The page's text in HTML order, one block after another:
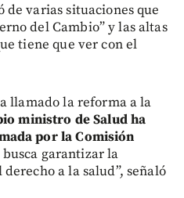
de varias situaciones que
del Cambio” y las altas
tiene que ver con el
llamado la reforma a la
ministro de Salud ha
por la Comisión
busca garantizar la
a la salud”, señaló